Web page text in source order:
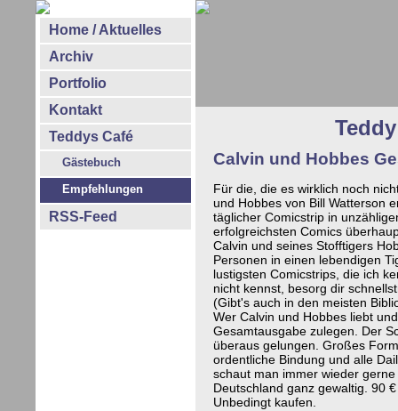
Home / Aktuelles
Archiv
Portfolio
Kontakt
Teddys Café
Gästebuch
Empfehlungen
RSS-Feed
Calvin und Hobbes
Für die, die es wirklich noch
und Hobbes von Bill Watterson
täglicher Comicstrip in
erfolgreichsten Comics
Calvin und seines Stofftigers
Personen in einen lebendigen
lustigsten Comicstrips, die ich
nicht kennst, besorg dir
(Gibt's auch in den meisten
Wer Calvin und Hobbes liebt
Gesamtausgabe zulegen. Der
überaus gelungen. Großes
ordentliche Bindung und alle
schaut man immer wieder
Deutschland ganz gewaltig. 90
Unbedingt kaufen.